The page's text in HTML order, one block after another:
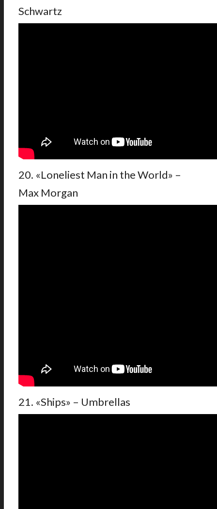
Schwartz
20. «Loneliest Man in the World» –
Max Morgan
21. «Ships» – Umbrellas